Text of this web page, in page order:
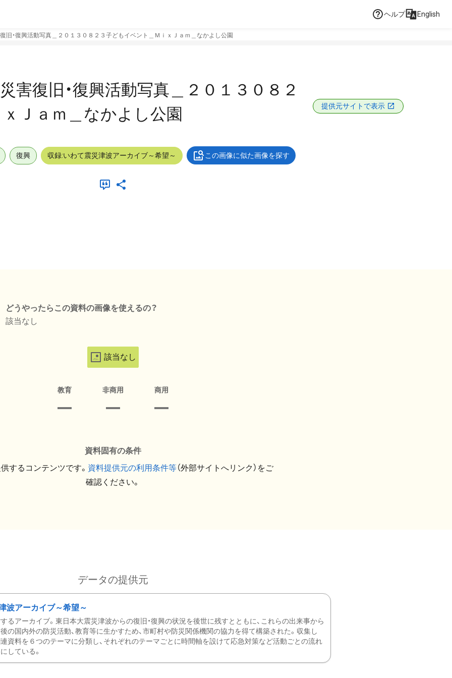
ヘルプ English
旧・復興活動写真＿２０１３０８２３子どもイベント＿ＭｉｘＪａｍ＿なかよし公園
害復旧・復興活動写真＿２０１３０８２
Ｊａｍ＿なかよし公園
提供元サイトで表示
復興 収録:いわて震災津波アーカイブ～希望～ この画像に似た画像を探す
どうやったらこの資料の画像を使えるの？
該当なし
該当なし
教育 非商用 商用
資料固有の条件
するコンテンツです。 資料提供元の利用条件等（外部サイトへリンク）をご
確認ください。
データの提供元
波アーカイブ～希望～
るアーカイブ。東日本大震災津波からの復旧・復興の状況を後世に残すとともに、これらの出来事から
の国内外の防災活動、教育等に生かすため、市町村や防災関係機関の協力を得て構築された。収集し
資料を６つのテーマに分類し、それぞれのテーマごとに時間軸を設けて応急対策など活動ごとの流れ
している。